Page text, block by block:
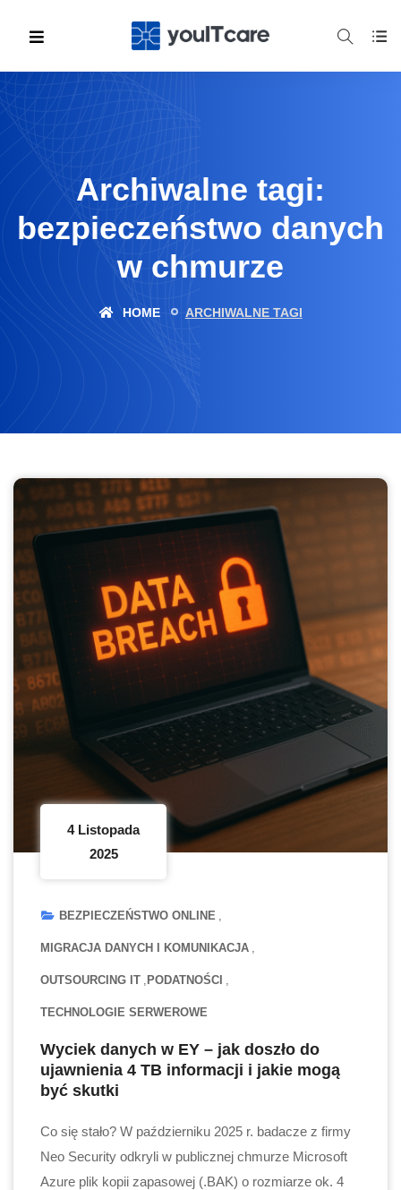
Archiwalne tagi:
bezpieczeństwo danych
w chmurze
HOME ARCHIWALNE TAGI
4 Listopada
2025
BEZPIECZEŃSTWO ONLINE
MIGRACJA DANYCH I KOMUNIKACJA
OUTSOURCING IT PODATNOŚCI
TECHNOLOGIE SERWEROWE
Wyciek danych w EY – jak doszło do
ujawnienia 4 TB informacji i jakie mogą
być skutki
Co się stało? W październiku 2025 r. badacze z firmy
Neo Security odkryli w publicznej chmurze Microsoft
Azure plik kopii zapasowej (.BAK) o rozmiarze ok. 4